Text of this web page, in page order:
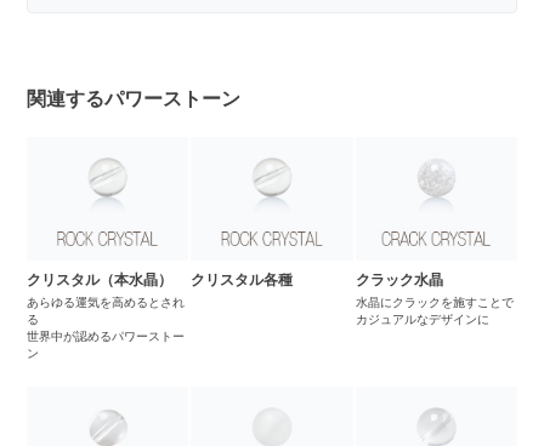
関連するパワーストーン
クリスタル（本水晶）
あらゆる運気を高めるとされ
る
世界中が認めるパワーストー
ン
クリスタル各種 クラック水晶
水晶にクラックを施すことで
カジュアルなデザインに